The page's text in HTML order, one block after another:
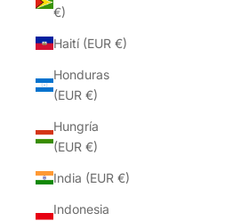
€)
Haití (EUR €)
Honduras
(EUR €)
Hungría
(EUR €)
India (EUR €)
Indonesia